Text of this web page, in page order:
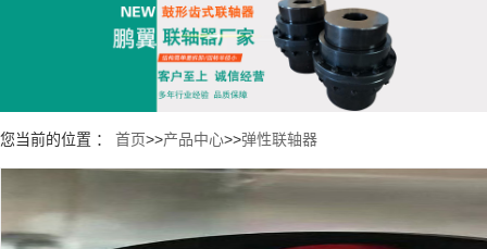
您当前的位置 ： 首页>>产品中心>>弹性联轴器